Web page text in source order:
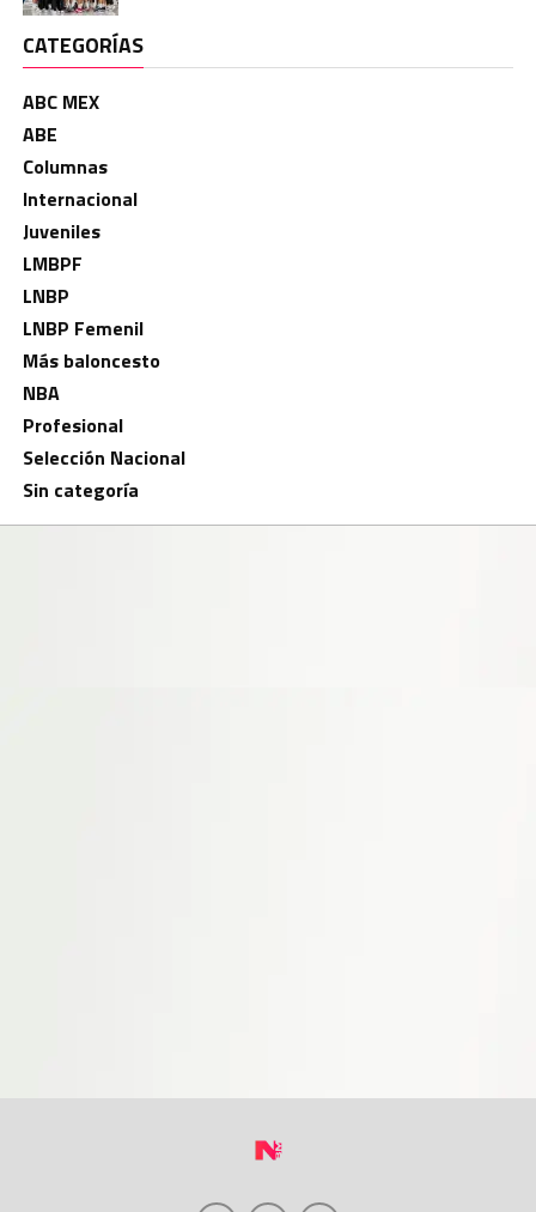
CATEGORÍAS
ABC MEX
ABE
Columnas
Internacional
Juveniles
LMBPF
LNBP
LNBP Femenil
Más baloncesto
NBA
Profesional
Selección Nacional
Sin categoría